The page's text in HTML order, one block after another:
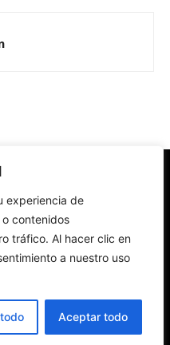
experiencia de
contenidos
tráfico. Al hacer clic en
a nuestro uso
Aceptar todo
y la sociedad